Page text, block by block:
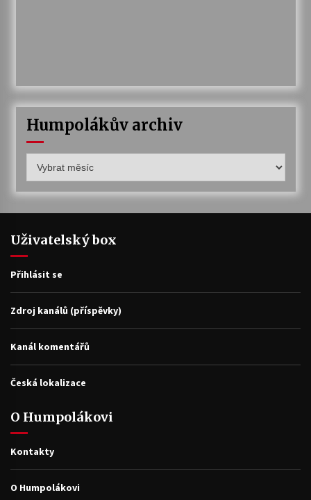
Humpolákův archiv
archiv
Uživatelský box
Přihlásit se
Zdroj kanálů (příspěvky)
Kanál komentářů
Česká lokalizace
O Humpolákovi
Kontakty
O Humpolákovi